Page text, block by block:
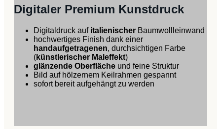
Digitaler Premium Kunstdruck
Digitaldruck auf italienischer Baumwollleinwand
hochwertiges Finish dank einer
handaufgetragenen, durchsichtigen Farbe
(künstlerischer Maleffekt)
glänzende Oberfläche und feine Struktur
Bild auf hölzernem Keilrahmen gespannt
sofort bereit aufgehängt zu werden